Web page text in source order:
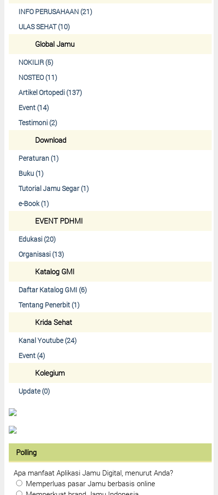
INFO PERUSAHAAN (21)
ULAS SEHAT (10)
Global Jamu
NOKILIR (5)
NOSTEO (11)
Artikel Ortopedi (137)
Event (14)
Testimoni (2)
Download
Peraturan (1)
Buku (1)
Tutorial Jamu Segar (1)
e-Book (1)
EVENT PDHMI
Edukasi (20)
Organisasi (13)
Katalog GMI
Daftar Katalog GMI (6)
Tentang Penerbit (1)
Krida Sehat
Kanal Youtube (24)
Event (4)
Kolegium
Update (0)
Polling
Apa manfaat Aplikasi Jamu Digital, menurut Anda?
Memperluas pasar Jamu berbasis online